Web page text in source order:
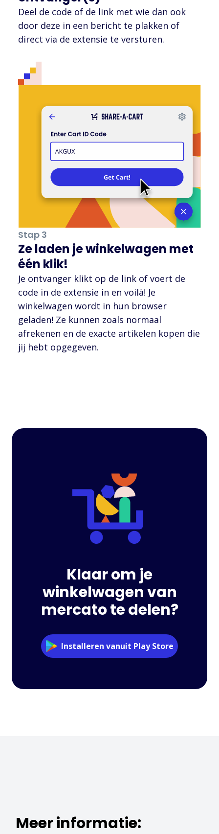
Deel de code of de link met wie dan ook
door deze in een bericht te plakken of
direct via de extensie te versturen.
Stap 3
Ze laden je winkelwagen met
één klik!
Je ontvanger klikt op de link of voert de
code in de extensie in en voilà! Je
winkelwagen wordt in hun browser
geladen! Ze kunnen zoals normaal
afrekenen en de exacte artikelen kopen die
jij hebt opgegeven.
Klaar om je
winkelwagen van
mercato te delen?
Installeren vanuit Play Store
Meer informatie: